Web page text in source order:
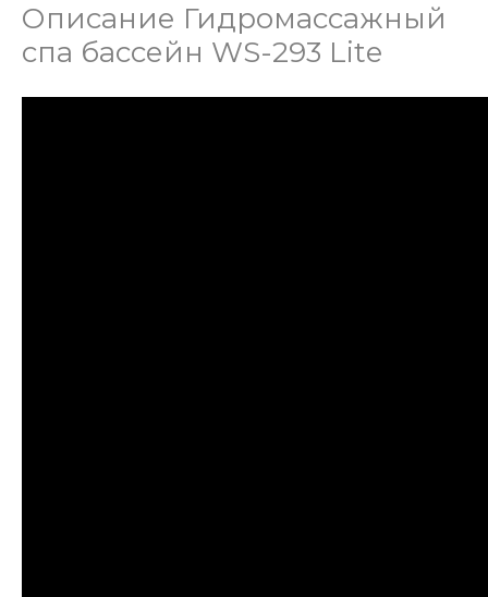
Описание Гидромассажный
спа бассейн WS-293 Lite